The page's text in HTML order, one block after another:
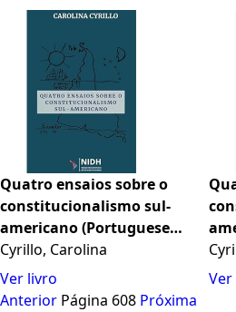
Quatro ensaios sobre o
constitucionalismo sul-
americano (Portuguese
Edition)
Cyrillo, Carolina
Ver livro
Anterior Página 608 Próxima